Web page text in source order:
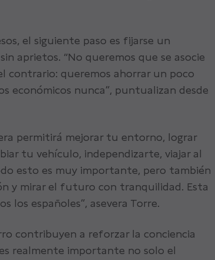
el siguiente paso es fijarse un
aprietos. “No queremos que se asocie
contrario: queremos ahorrar un poco
económicos nunca”, puntualizan desde
permitirá mejorar tu entorno, lograr
tu vehículo, independizarte, viajar al
esto es muy importante, pero también
y mirar el futuro con tranquilidad. Esta
los españoles”, asevera Torre.
contribuyen a reforzar la conciencia
realmente importante no solo el